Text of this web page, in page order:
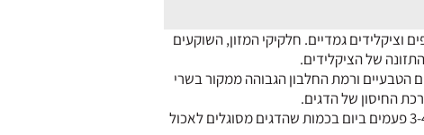
וציקלידים גמדיים. חלקיקי המזון, השוקעים
של הציקלידים.
הטבעיים ורמת החלבון הגבוהה ממקור בשרי
החיסון של הדגים.
הוראות שימוש: קומץ מזון 3-4 פעמים ביום בכמות שהדגים מסוגלים לאכול